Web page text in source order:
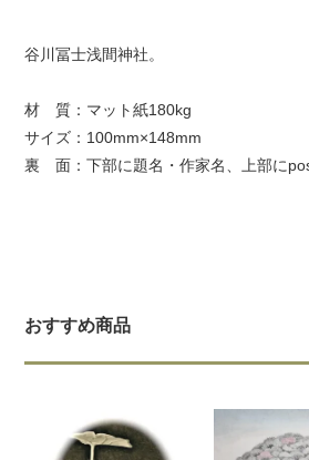
谷川冨士浅間神社。
材 質：マット紙180kg
サイズ：100mm×148mm
裏 面：下部に題名・作家名、上部に
おすすめ商品